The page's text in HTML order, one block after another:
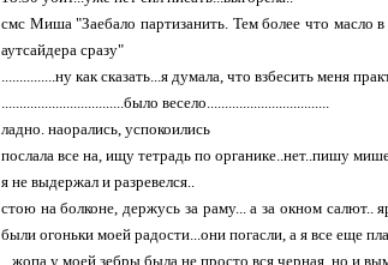
смс Миша "Заебало партизанить. Тем более что масло
аутсайдера сразу"
...............ну как сказать...я думала, что взбесить меня
..................................было весело..................................
ладно. наорались, успокоились
послала все на, ищу тетрадь по органике..нет..пишу
я не выдержал и разревелся..
стою на болконе, держусь за раму... а за окном салют..
были огоньки моей радости...они погасли, а я все еще
...жопа у моей зебры была не просто вся черная, но и